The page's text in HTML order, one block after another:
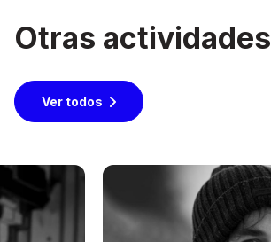
Otras actividades
Ver todos